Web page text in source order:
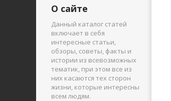
О сайте
Данный каталог статей
включает в себя
интересные статьи,
обзоры, советы, факты и
истории из всевозможных
тематик, при этом все из
них касаются тех сторон
жизни, которые интересны
всем людям.